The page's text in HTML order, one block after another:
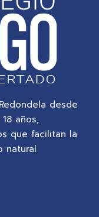
desde
años,
que facilitan la
natural